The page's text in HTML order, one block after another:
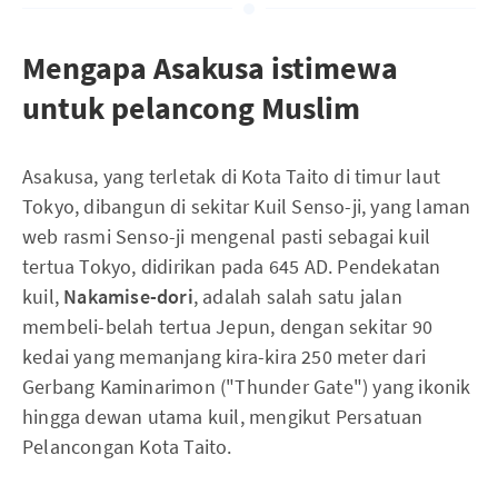
Mengapa Asakusa istimewa
untuk pelancong Muslim
Asakusa, yang terletak di Kota Taito di timur laut
Tokyo, dibangun di sekitar Kuil Senso-ji, yang laman
web rasmi Senso-ji mengenal pasti sebagai kuil
tertua Tokyo, didirikan pada 645 AD. Pendekatan
kuil, Nakamise-dori, adalah salah satu jalan
membeli-belah tertua Jepun, dengan sekitar 90
kedai yang memanjang kira-kira 250 meter dari
Gerbang Kaminarimon ("Thunder Gate") yang ikonik
hingga dewan utama kuil, mengikut Persatuan
Pelancongan Kota Taito.